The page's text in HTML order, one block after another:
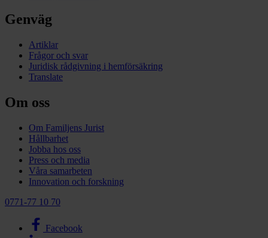
Genväg
Artiklar
Frågor och svar
Juridisk rådgivning i hemförsäkring
Translate
Om oss
Om Familjens Jurist
Hållbarhet
Jobba hos oss
Press och media
Våra samarbeten
Innovation och forskning
0771-77 10 70
Facebook